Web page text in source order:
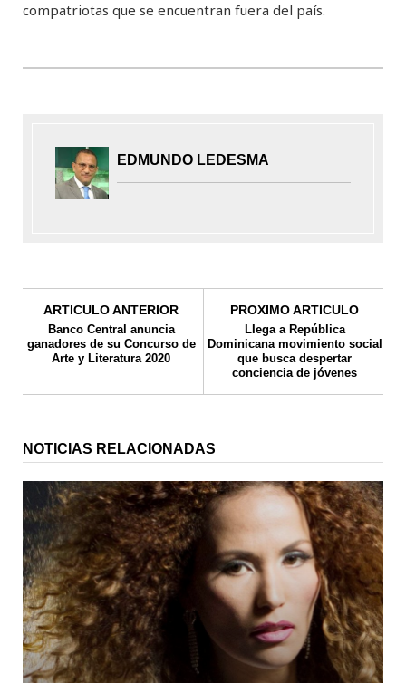
compatriotas que se encuentran fuera del país.
EDMUNDO LEDESMA
ARTICULO ANTERIOR
Banco Central anuncia
ganadores de su Concurso de
Arte y Literatura 2020
PROXIMO ARTICULO
LIega a República
Dominicana movimiento social
que busca despertar
conciencia de jóvenes
NOTICIAS RELACIONADAS